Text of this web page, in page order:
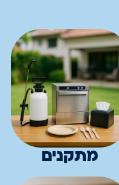
מתקנים